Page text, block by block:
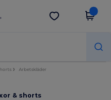
Hämta app
Arbetskläder
& shorts